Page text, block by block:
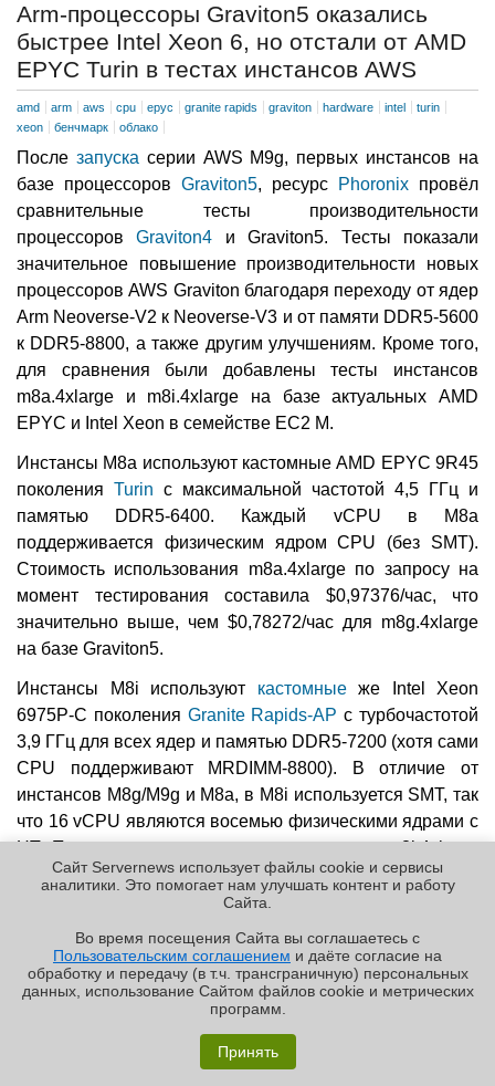
✖
Arm-процессоры Graviton5 оказались
быстрее Intel Xeon 6, но отстали от AMD
EPYC Turin в тестах инстансов AWS
amd arm aws cpu epyc granite rapids graviton hardware intel
turin
xeon
бенчмарк облако
После запускасерии AWS M9g, первых инстансов на
базе процессоров Graviton5, ресурс Phoronix провёл
сравнительные тесты производительности
процессоровGraviton4 и Graviton5. Тесты показали
значительное повышение производительности новых
процессоров AWS Graviton благодаря переходу от ядер
Arm Neoverse-V2 к Neoverse-V3 и от памяти DDR5-5600
к DDR5-8800, а также другим улучшениям. Кроме того,
для сравнения были добавлены тесты инстансов
m8a.4xlarge и m8i.4xlarge на базе актуальных AMD
EPYC и Intel Xeon в семействе EC2 M.
Инстансы M8a используют кастомные AMD EPYC 9R45
поколения Turin с максимальной частотой 4,5 ГГц и
памятью DDR5-6400. Каждый vCPU в M8a
поддерживается физическим ядром CPU (без SMT).
Стоимость использования m8a.4xlarge по запросу на
момент тестирования составила $0,97376/час, что
значительно выше, чем $0,78272/час для m8g.4xlarge
на базе Graviton5.
Инстансы M8i используют кастомныеже Intel Xeon
6975P-C поколения Granite Rapids-AP с турбочастотой
3,9 ГГц для всех ядер и памятью DDR5-7200 (хотя сами
CPU поддерживают MRDIMM-8800). В отличие от
инстансов M8g/M9g и M8a, в M8i используется SMT, так
что 16 vCPU являются восемью физическими ядрами с
HT. Почасовая стоимость по запросу для m8i.4xlarge
составила $0,84672 — дешевле m8a.4xlarge, но всё
ещё дороже m9g.4xlarge, да ещё и физических ядер
вдвое меньше.
В общей сложности порталом Phoronix было
проведено более 120 тестов производительности для
четырех типов инстансов Amazon EC2. При
вычислении геометрического среднего всех
показателей производительности инстанс с Graviton5
Сайт Servernews использует файлы cookie и сервисы
аналитики. Это помогает нам улучшать контент и работу
Cайта.
Во время посещения Cайта вы соглашаетесь с
Пользовательским соглашением и даёте согласие на
обработку и передачу (в т.ч. трансграничную) персональных
данных, использование Cайтом файлов cookie и метрических
программ.
Принять